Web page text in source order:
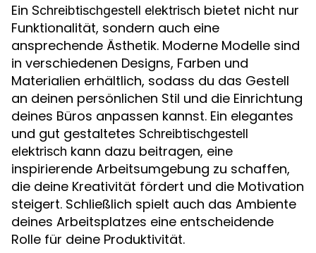
Ein Schreibtischgestell elektrisch bietet nicht nur
Funktionalität, sondern auch eine
ansprechende Ästhetik. Moderne Modelle sind
in verschiedenen Designs, Farben und
Materialien erhältlich, sodass du das Gestell
an deinen persönlichen Stil und die Einrichtung
deines Büros anpassen kannst. Ein elegantes
und gut gestaltetes Schreibtischgestell
elektrisch kann dazu beitragen, eine
inspirierende Arbeitsumgebung zu schaffen,
die deine Kreativität fördert und die Motivation
steigert. Schließlich spielt auch das Ambiente
deines Arbeitsplatzes eine entscheidende
Rolle für deine Produktivität.